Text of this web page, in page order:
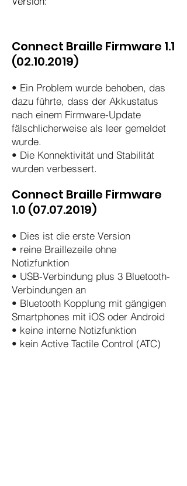
Connect Braille Firmware 1.1
(02.10.2019)
• Ein Problem wurde behoben, das
dazu führte, dass der Akkustatus
nach einem Firmware-Update
fälschlicherweise als leer gemeldet
wurde.
• Die Konnektivität und Stabilität
wurden verbessert.
Connect Braille Firmware
1.0 (07.07.2019)
• Dies ist die erste Version
• reine Braillezeile ohne
Notizfunktion
• USB-Verbindung plus 3 Bluetooth-
Verbindungen an
• Bluetooth Kopplung mit gängigen
Smartphones mit iOS oder Android
• keine interne Notizfunktion
• kein Active Tactile Control (ATC)